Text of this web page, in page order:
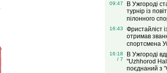
09:47
В Ужгороді
турнір із
пілонного
16:43
Фристайліст
отримав
спортсмена
16:18
/ 7
В Ужгороді
"Uzhhorod
поєднаний з